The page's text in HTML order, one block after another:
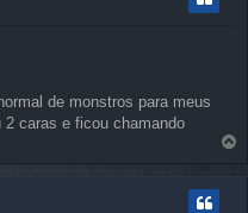
de monstros para meus
caras e ficou chamando